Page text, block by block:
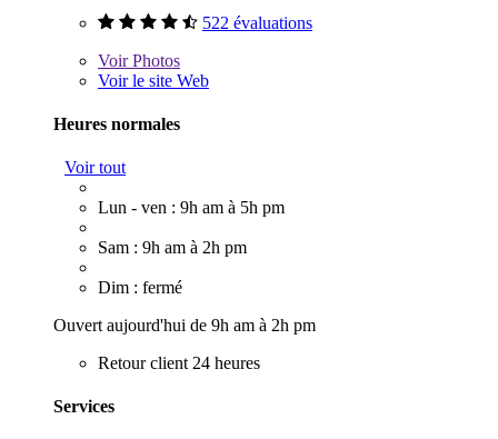
522 évaluations
VoirPhotos
Voir le site Web
Heures normales
Voir tout
Lun - ven : 9h am à 5h pm
Sam : 9h am à 2h pm
Dim : fermé
Ouvert aujourd'hui de 9h am à 2h pm
Retour client 24 heures
Services